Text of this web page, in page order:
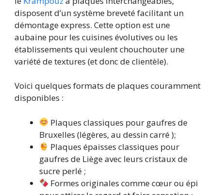
disposent d’un système breveté facilitant un
démontage express. Cette option est une
aubaine pour les cuisines évolutives ou les
établissements qui veulent chouchouter une
variété de textures (et donc de clientèle).
Voici quelques formats de plaques couramment
disponibles :
Plaques classiques pour gaufres de
Bruxelles (légères, au dessin carré );
Plaques épaisses classiques pour
gaufres de Liège avec leurs cristaux de
sucre perlé ;
Formes originales comme cœur ou épi